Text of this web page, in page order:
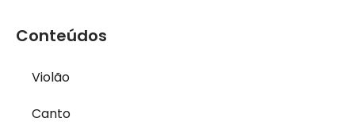
Conteúdos
Violão
Canto